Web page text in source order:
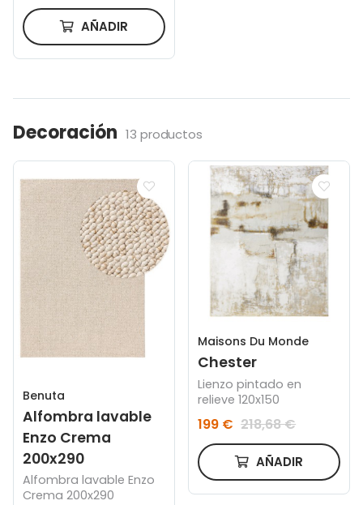
AÑADIR
Decoración 13 productos
Benuta
Alfombra lavable
Enzo Crema
200x290
Alfombra lavable Enzo
Crema 200x290
Maisons Du Monde
Chester
Lienzo pintado en
relieve 120x150
199 € 218,68 €
AÑADIR